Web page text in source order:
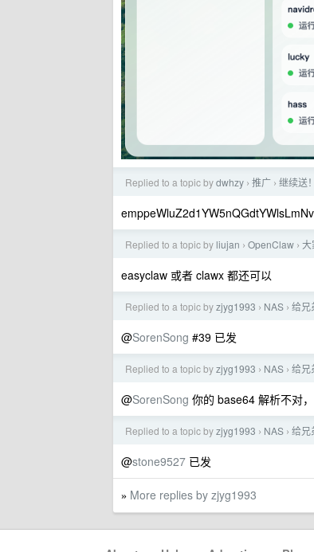
Replied to a topic bydwhzy › 推广 › 继续送
Replied to a topic by liujan › OpenClaw › 大
easyclaw 或者 clawx 都还可以
Replied to a topic byzjyg1993 › NAS › 给兄
@SorenSong #39 已发
Replied to a topic byzjyg1993 › NAS › 给兄
@SorenSong 你的 base64 解析不对
Replied to a topic byzjyg1993 › NAS › 给兄
@stone9527 已发
» More replies by zjyg1993